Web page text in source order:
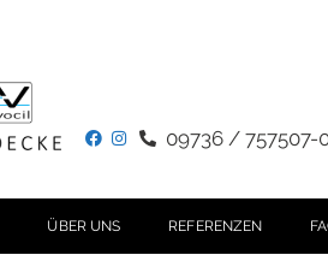
09736 / 757507-
ÜBER UNS REFERENZEN